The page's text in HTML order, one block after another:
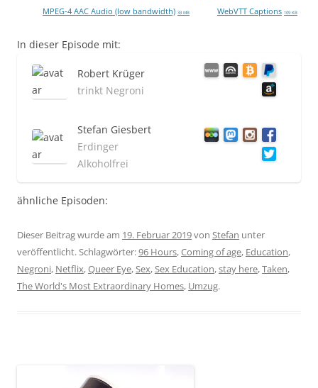
MPEG-4 AAC Audio (low bandwidth) 33 MB WebVTT Captions 109 KB
In dieser Episode mit:
Robert Krüger
trinkt Negroni
Stefan Giesbert
Erdinger
Alkoholfrei
ähnliche Episoden:
Dieser Beitrag wurde am 19. Februar 2019von Stefan unter
veröffentlicht. Schlagwörter:96 Hours,Coming of age, Education,
Negroni, Netflix,Queer Eye,Sex,Sex Education,stay here,Taken,
The World's Most Extraordinary Homes, Umzug.